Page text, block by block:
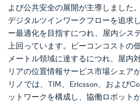
よび公共安全の展開が主導しました
デジタルツインワークフローを追求
ー最適化を目指すにつれ、屋内シス
上回っています。ビーコンコストの
メートル領域に達するにつれ、屋内
リアの位置情報サービス市場シェア
リノでは、TIM、Ericsson、および
ットワークを構成し、協働ロボット